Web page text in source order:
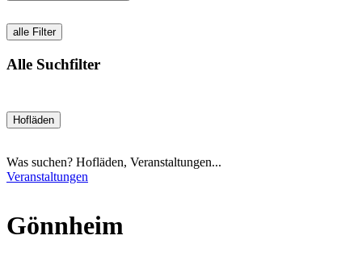
alle Filter
Alle Suchfilter
Hofläden
Was suchen? Hofläden, Veranstaltungen...
Veranstaltungen
Gönnheim